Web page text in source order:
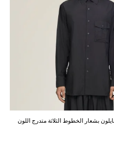
بشعار الخطوط الثلاثة متدرج اللون